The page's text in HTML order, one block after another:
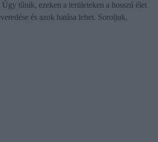
tűnik, ezeken a területeken a hosszú élet
és azok hatása lehet. Soroljuk,